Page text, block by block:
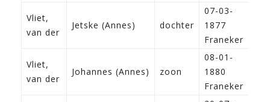
Vliet,
van der
Jetske (Annes) dochter
07-03-
1877
Franeker
Vliet,
van der
Johannes (Annes) zoon
08-01-
1880
Franeker